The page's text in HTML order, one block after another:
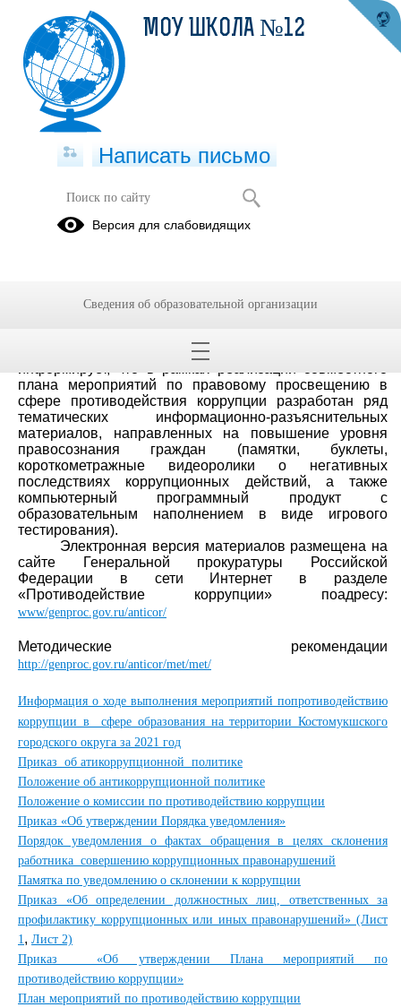
Противодействие коррупции
Министерство образования Республики Карелия
плана мероприятий по правовому просвещению в
сфере противодействия коррупции разработан ряд
тематических информационно-разъяснительных
материалов, направленных на повышение уровня
правосознания граждан (памятки, буклеты,
короткометражные видеоролики о негативных
последствиях коррупционных действий, а также
компьютерный программный продукт с
образовательным наполнением в виде игрового
тестирования).
Электронная версия материалов размещена на
сайте Генеральной прокуратуры Российской
Федерации в сети Интернет в разделе
«Противодействие коррупции» поадресу:
www/genproc.gov.ru/anticor/
Методические рекомендации
http://genproc.gov.ru/anticor/met/met/
Информация о ходе выполнения мероприятий попротиводействию
коррупции в сфере образования на территории Костомукшского
городского округа за 2021 год
Приказ об атикоррупционной политике
Положение об антикоррупционной политике
Положение о комиссии по противодействию коррупции
Приказ «Об утверждении Порядка уведомления»
Порядок уведомления о фактах обращения в целях склонения
работника совершению коррупционных правонарушений
Памятка по уведомлению о склонении к коррупции
Приказ «Об определении должностных лиц, ответственных за
профилактику коррупционных или иных правонарушений» (Лист
1, Лист 2)
Приказ «Об утверждении Плана мероприятий по
противодействию коррупции»
План мероприятий по противодействию коррупции
МОУ ШКОЛА №12
Написать письмо
Версия для слабовидящих
Сведения об образовательной организации